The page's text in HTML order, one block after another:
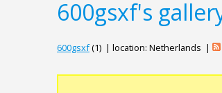
600gsxf's
600gsxf(1) | location: Netherlands |